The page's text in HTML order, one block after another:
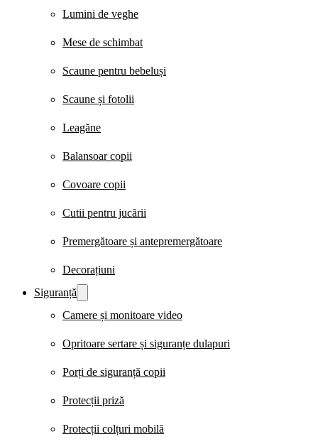
Lumini de veghe
Mese de schimbat
Scaune pentru bebeluși
Scaune și fotolii
Leagăne
Balansoar copii
Covoare copii
Cutii pentru jucării
Premergătoare și antepremergătoare
Decorațiuni
Siguranță
Camere și monitoare video
Opritoare sertare și siguranțe dulapuri
Porți de siguranță copii
Protecții priză
Protecții colțuri mobilă